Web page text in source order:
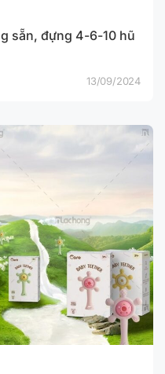
sẵn, đựng 4-6-10 hũ
13/09/2024